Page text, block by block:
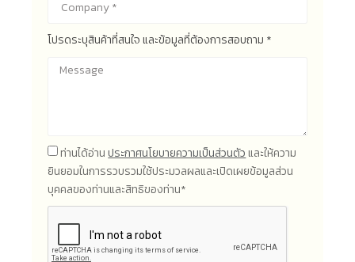
โปรดระบุสินค้าที่สนใจ และข้อมูลที่ต้องการสอบถาม *
ท่านได้อ่านประกาศนโยบายความเป็นส่วนตัวและให้ความ
ยินยอมในการรวบรวมใช้ประมวลผลและเปิดเผยข้อมูลส่วน
บุคคลของท่านและสิทธิของท่าน*